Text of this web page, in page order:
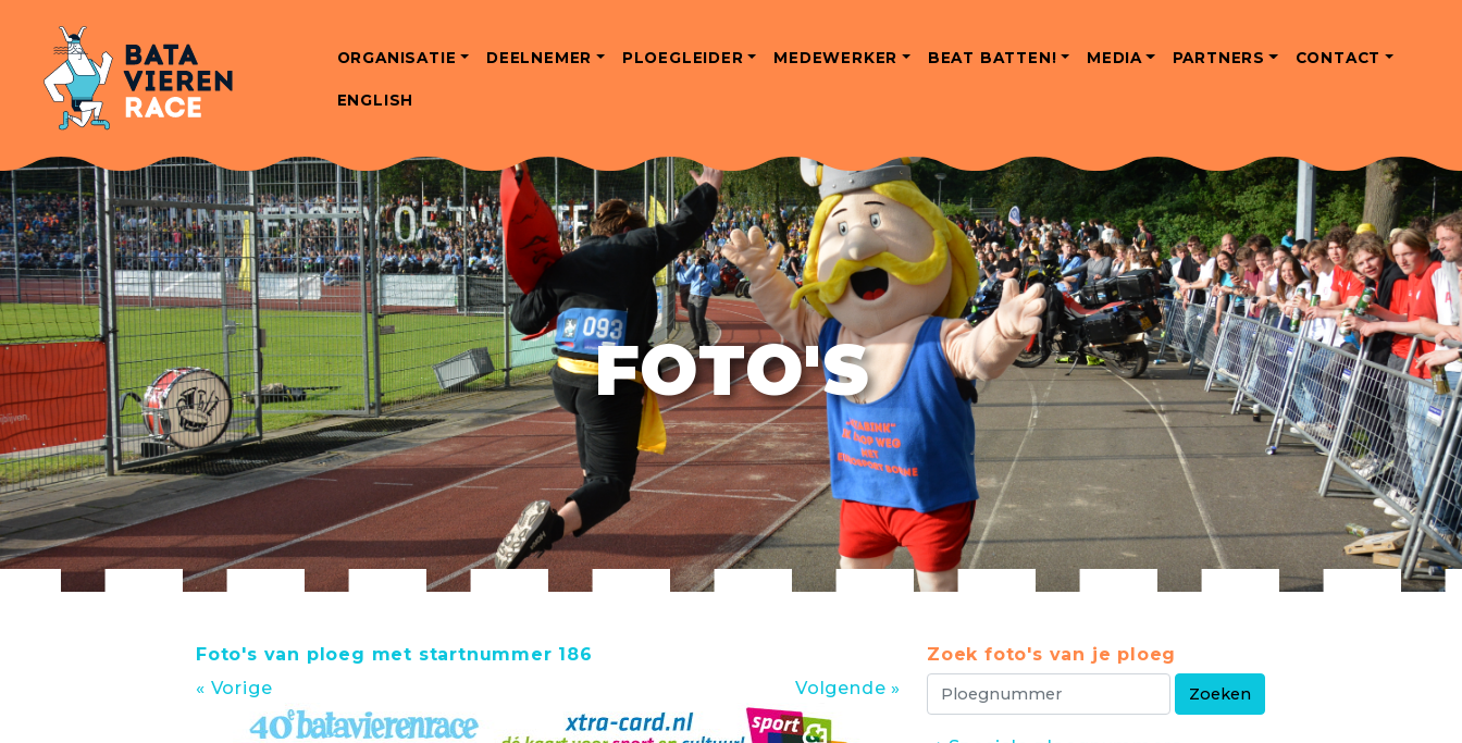
ORGANISATIE DEELNEMER PLOEGLEIDER MEDEWERKER BEAT BATTEN! MEDIA PARTNERS CONTACT
ENGLISH
FOTO'S
Foto's van ploeg met startnummer 186
« Vorige
Volgende »
Zoek foto's van je ploeg